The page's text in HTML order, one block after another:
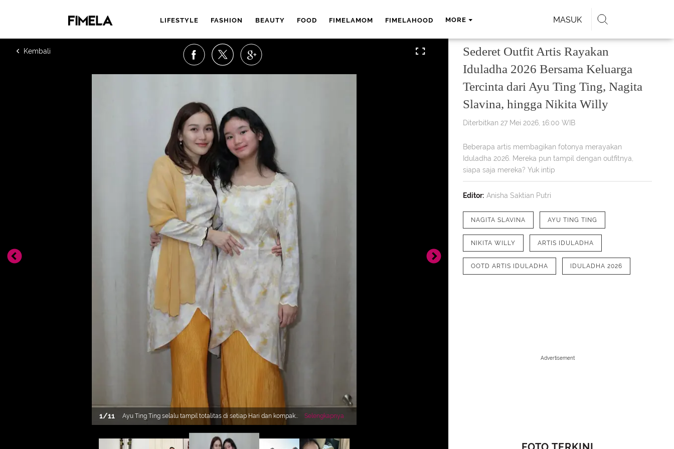
LIFESTYLE FASHION BEAUTY FOOD FIMELAMOM FIMELAHOOD MORE MASUK
1/11
Ayu Ting Ting selalu tampil totalitas di setiap Hari dan kompak
dengan keluarga. Kali ini ia tampi senada dengan Bilqis
mengenakan atasan baju kurung bercorak warna kuning
dipadukan selendang dan rok panjang pleatednya.
[@ayutingting92]
Selengkapnya
Sederet Outfit Artis Rayakan
Iduladha 2026 Bersama Keluarga
Tercinta dari Ayu Ting Ting, Nagita
Slavina, hingga Nikita Willy
Diterbitkan 27 Mei 2026, 16:00 WIB
Beberapa artis membagikan fotonya merayakan
Iduladha 2026. Mereka pun tampil dengan outfitnya,
siapa saja mereka? Yuk intip
Editor: Anisha Saktian Putri
NAGITA SLAVINA AYU TING TING
NIKITA WILLY ARTIS IDULADHA
OOTD ARTIS IDULADHA IDULADHA 2026
Advertisement